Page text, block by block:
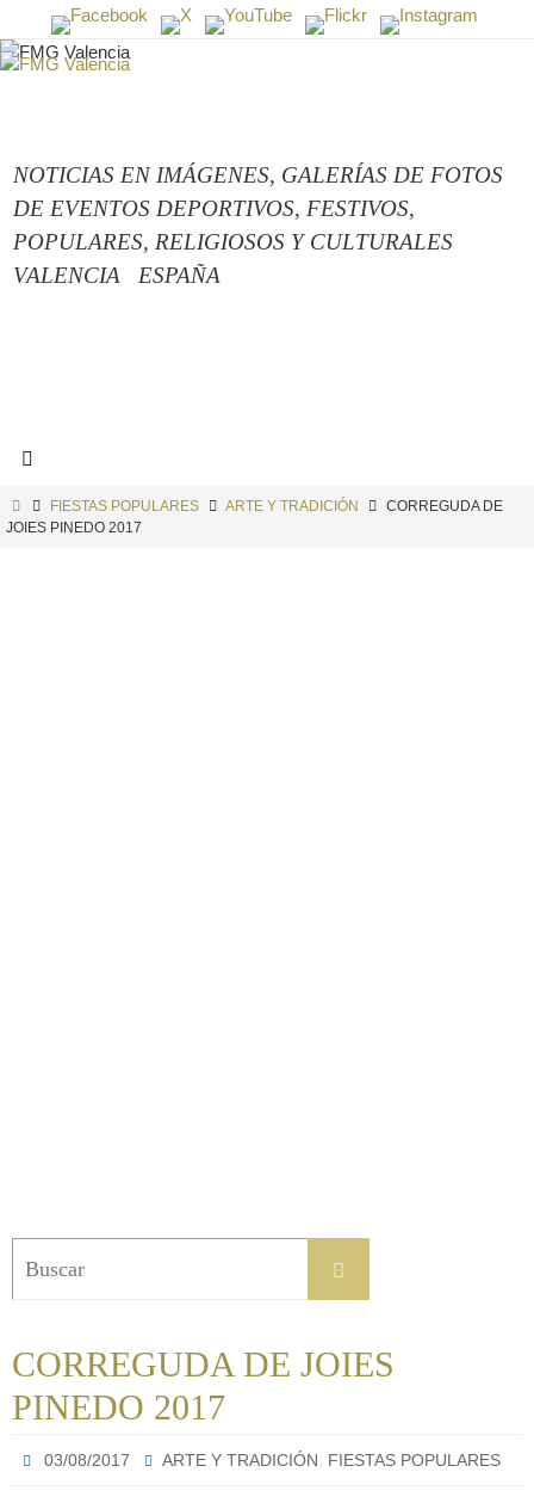
al
contenido
NOTICIAS EN IMÁGENES, GALERÍAS DE FOTOS
DE EVENTOS DEPORTIVOS, FESTIVOS,
POPULARES, RELIGIOSOS Y CULTURALES
VALENCIA
ESPAÑA
INICIOFIESTAS POPULARES ARTE Y TRADICIÓN
CORREGUDA DE
JOIES PINEDO 2017
Buscar
CORREGUDA DE JOIES
PINEDO 2017
03/08/2017 ARTE Y TRADICIÓN, FIESTAS POPULARES